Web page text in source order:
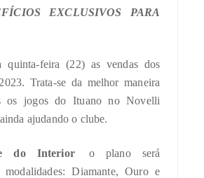
EXCLUSIVOS PARA
quinta-feira (22) as vendas dos
Trata-se da melhor maneira
os jogos do Ituano no Novelli
ajudando o clube.
do Interior
o plano será
modalidades: Diamante, Ouro e